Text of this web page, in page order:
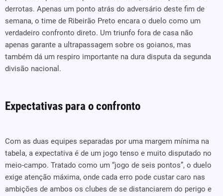
derrotas. Apenas um ponto atrás do adversário deste fim de
semana, o time de Ribeirão Preto encara o duelo como um
verdadeiro confronto direto. Um triunfo fora de casa não
apenas garante a ultrapassagem sobre os goianos, mas
também dá um respiro importante na dura disputa da segunda
divisão nacional.
Expectativas para o confronto
Com as duas equipes separadas por uma margem mínima na
tabela, a expectativa é de um jogo tenso e muito disputado no
meio-campo. Tratado como um “jogo de seis pontos”, o duelo
exige atenção máxima, onde cada erro pode custar caro nas
ambições de ambos os clubes de se distanciarem do perigo e